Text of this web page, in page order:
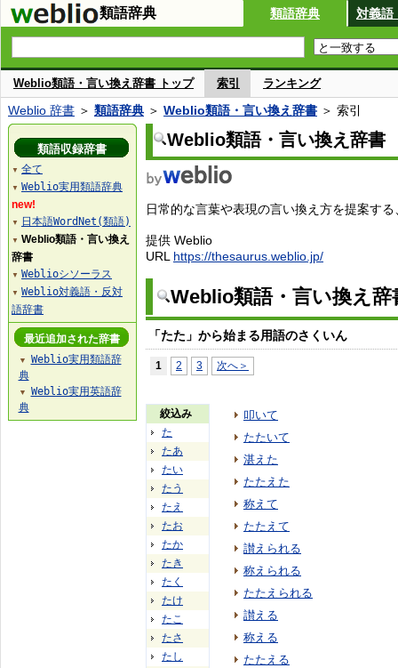
類語辞典 類語辞典 対義語
Weblio類語・言い換え辞書 トップ 索引 ランキング
Weblio 辞書 ＞ 類語辞典 ＞ Weblio類語・言い換え辞書 ＞ 索引
Weblio類語・言い換え辞書
日常的な言葉や表現の言い換え方を提案す
提供 Weblio
URL https://thesaurus.weblio.jp/
Weblio類語・言い換え
「たた」から始まる用語のさくいん
1 2 3 次へ＞
絞込み
た
たあ
たい
たう
たえ
たお
たか
たき
たく
たけ
たこ
たさ
たし
叩いて
たたいて
湛えた
たたえた
称えて
たたえて
讃えられる
称えられる
たたえられる
讃える
称える
たたえる
類語収録辞書
▼ 全て
▼ Weblio実用類語辞典
new!
▼ 日本語WordNet(類語)
▼ Weblio類語・言い換え
辞書
▼ Weblioシソーラス
▼ Weblio対義語・反対
語辞書
最近追加された辞書
▼
Weblio実用類語辞
典
▼
Weblio実用英語辞
典